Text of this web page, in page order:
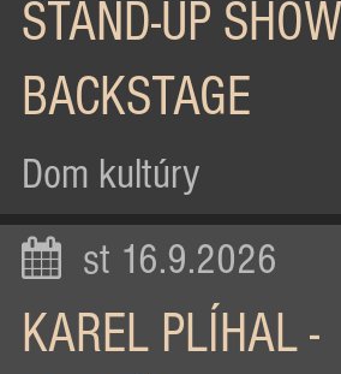
STAND-UP SHOW
BACKSTAGE
Dom kultúry
st 16.9.2026
KAREL PLÍHAL -